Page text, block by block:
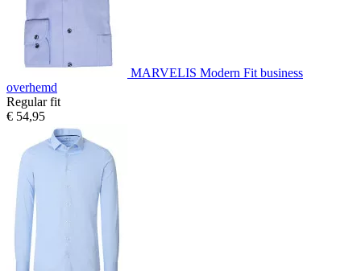
MARVELIS Modern Fit business
overhemd
Regular fit
€ 54,95